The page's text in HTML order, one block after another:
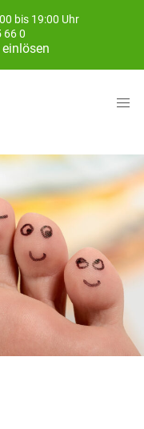
bis 19:00 Uhr
66 0
einlösen